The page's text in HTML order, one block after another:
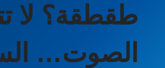
طقطقة؟ لا
الصوت…